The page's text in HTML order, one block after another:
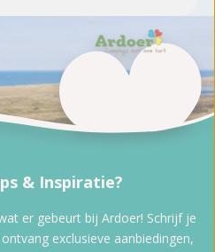
& Inspiratie?
er gebeurt bij Ardoer! Schrijf je
exclusieve aanbiedingen,